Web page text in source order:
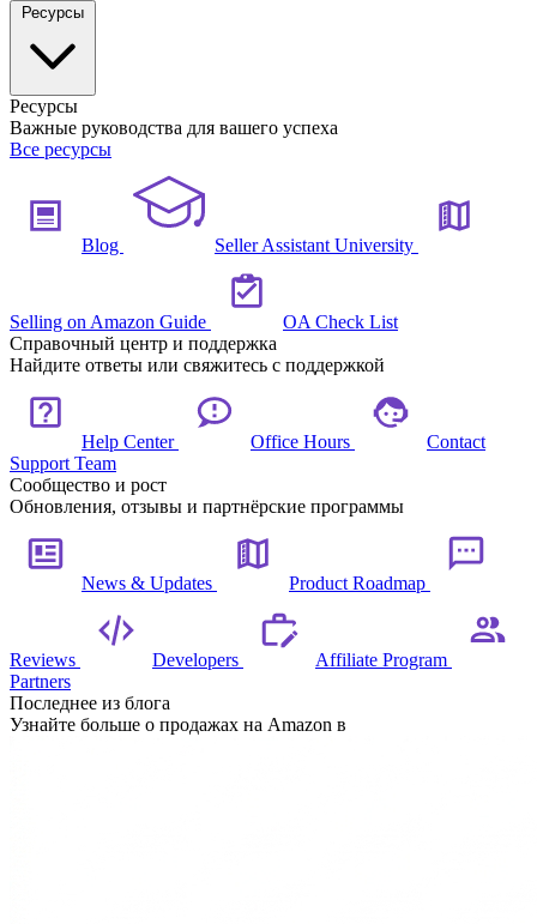
Ресурсы
Важные руководства для вашего успеха
Все ресурсы
Blog Seller Assistant University
Selling on Amazon Guide
OA Check List
Справочный центр и поддержка
Найдите ответы или свяжитесь с поддержкой
Help Center Office Hours
Contact
Support Team
Сообщество и рост
Обновления, отзывы и партнёрские программы
News & Updates Product Roadmap
Reviews Developers
Affiliate Program
Partners
Последнее из блога
Узнайте больше о продажах на Amazon в